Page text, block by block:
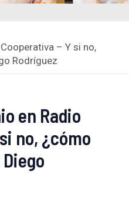
– Y si no,
Rodríguez
en Radio
no, ¿cómo